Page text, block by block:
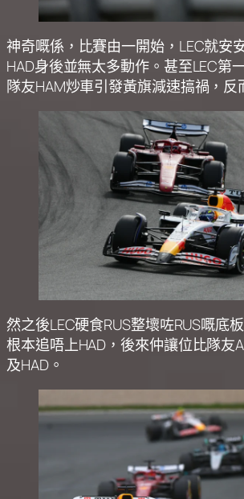
神奇嘅係，比賽由一開始，LEC就安
HAD身後並無太多動作。甚至LEC第
隊友HAM炒車引發黃旗減速搞禍，反
然之後LEC硬食RUS整壞咗RUS嘅底
根本追唔上HAD，後來仲讓位比隊友
及HAD。